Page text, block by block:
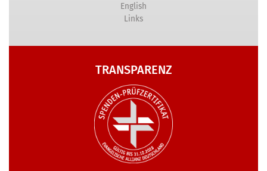
English
Links
TRANSPARENZ